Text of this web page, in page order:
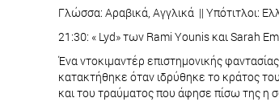
Γλώσσα: Αραβικά, Αγγλικά || Υπότιτλοι:
21:30: « Lyd» των Rami Younis και Sarah
Ένα ντοκιμαντέρ επιστημονικής
κατακτήθηκε όταν ιδρύθηκε το κράτος
και του τραύματος που άφησε πίσω της η